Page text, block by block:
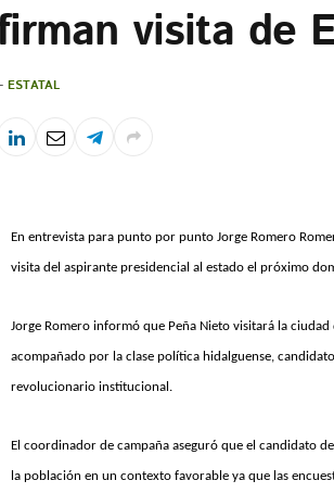
visita de
ESTATAL
En entrevista para punto por punto Jorge Romero
visita del aspirante presidencial al estado el próximo
Jorge Romero informó que Peña Nieto visitará la
acompañado por la clase política hidalguense,
revolucionario institucional.
El coordinador de campaña aseguró que el candidato
la población en un contexto favorable ya que las